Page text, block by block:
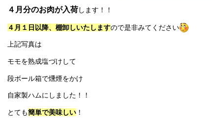
４月分のお肉が入荷します！！
４月１日以降、棚卸しいたしますので是非みてください
上記写真は
モモを熟成塩づけして
段ボール箱で燻煙をかけ
自家製ハムにしました！！
とても簡単で美味しい ！